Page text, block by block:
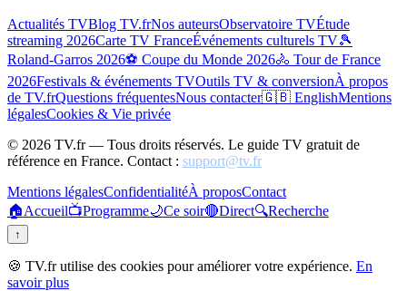
Actualités TVBlog TV.frNos auteursObservatoire TVÉtude
streaming 2026Carte TV FranceÉvénements culturels TV🎾
Roland-Garros 2026⚽ Coupe du Monde 2026🚴 Tour de France
2026Festivals & événements TVOutils TV & conversionÀ propos
de TV.frQuestions fréquentesNous contacter🇬🇧 EnglishMentions
légalesCookies & Vie privée
© 2026 TV.fr — Tous droits réservés. Le guide TV gratuit de
référence en France. Contact : support@tv.fr
Mentions légalesConfidentialitéÀ proposContact
🏠Accueil📺Programme🌙Ce soir🔴Direct🔍Recherche
↑
🍪 TV.fr utilise des cookies pour améliorer votre expérience. En
savoir plus